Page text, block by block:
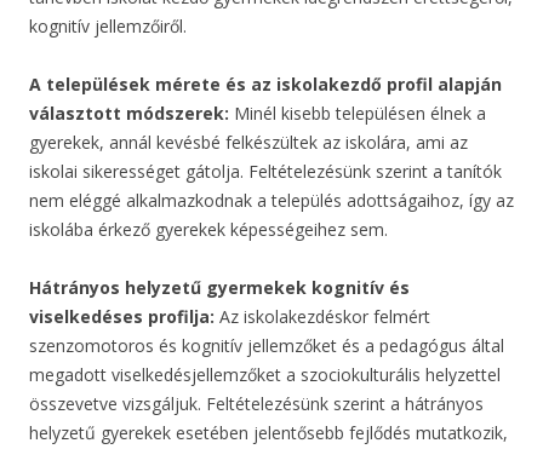
kognitív jellemzőiről.
A települések mérete és az iskolakezdő profil alapján
választott módszerek: Minél kisebb településen élnek a
gyerekek, annál kevésbé felkészültek az iskolára, ami az
iskolai sikerességet gátolja. Feltételezésünk szerint a tanítók
nem eléggé alkalmazkodnak a település adottságaihoz, így az
iskolába érkező gyerekek képességeihez sem.
Hátrányos helyzetű gyermekek kognitív és
viselkedéses profilja: Az iskolakezdéskor felmért
szenzomotoros és kognitív jellemzőket és a pedagógus által
megadott viselkedésjellemzőket a szociokulturális helyzettel
összevetve vizsgáljuk. Feltételezésünk szerint a hátrányos
helyzetű gyerekek esetében jelentősebb fejlődés mutatkozik,